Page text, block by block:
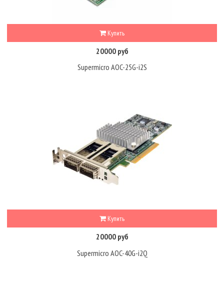
Купить
20000 руб
Supermicro AOC-25G-i2S
Купить
20000 руб
Supermicro AOC-40G-i2Q